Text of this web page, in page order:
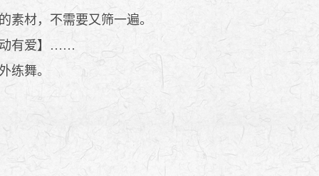
材，不需要又筛一遍。
动有爱】……
练舞。